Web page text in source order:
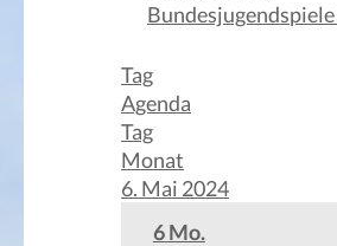
Bundesjugendspiele
Tag
Agenda
Tag
Monat
6. Mai 2024
6Mo.